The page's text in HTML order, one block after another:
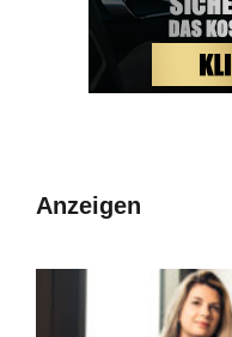
Anzeigen